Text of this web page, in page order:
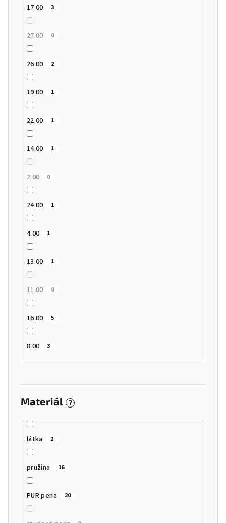
17.00 3
27.00 0
26.00 2
19.00 1
22.00 1
14.00 1
2.00 0
24.00 1
4.00 1
13.00 1
11.00 0
16.00 5
8.00 3
Materiál ?
látka 2
pružina 16
PUR pena 20